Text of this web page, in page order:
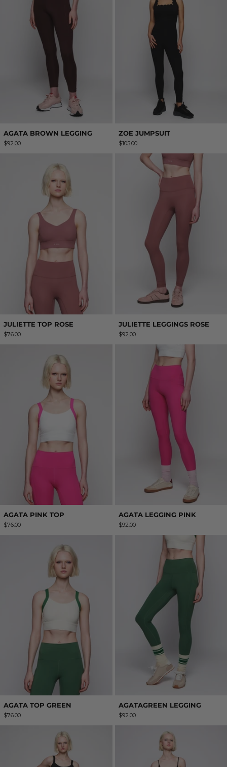
AGATA BROWN LEGGING
$92.00
ZOE JUMPSUIT
$105.00
JULIETTE TOP ROSE
$76.00
JULIETTE
JULIETTE LEGGINGS ROSE
$92.00
AGATA PINK TOP
$76.00
AGATA LEGGING PINK
$92.00
AGATA TOP GREEN
$76.00
AGATAGREEN LEGGING
$92.00
AGATA LEGGINGS BLACK